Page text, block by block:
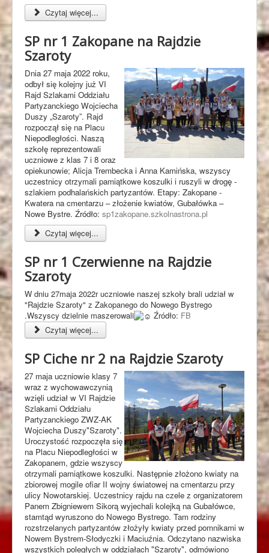
Czytaj więcej...
SP nr 1 Zakopane na Rajdzie
Szaroty
Dnia 27 maja 2022 roku,
odbył się kolejny już VI
Rajd Szlakami Oddziału
Partyzanckiego Wojciecha
Duszy „Szaroty”. Rajd
rozpoczął się na Placu
Niepodległości. Naszą
szkołę reprezentowali
uczniowe z klas 7 i 8 oraz
opiekunowie; Alicja Trembecka i Anna Kamińska, wszyscy
uczestnicy otrzymali pamiątkowe koszulki i ruszyli w drogę -
szlakiem podhalańskich partyzantów. Etapy: Zakopane -
Kwatera na cmentarzu – złożenie kwiatów, Gubałówka –
Nowe Bystre. Źródło: sp1zakopane.szkolnastrona.pl
Czytaj więcej...
SP nr 1 Czerwienne na Rajdzie
Szaroty
W dniu 27maja 2022r uczniowie naszej szkoły brali udział w
"Rajdzie Szaroty" z Zakopanego do Nowego Bystrego
.Wszyscy dzielnie maszerowali
Źródło: FB
Czytaj więcej...
SP Ciche nr 2 na Rajdzie Szaroty
27 maja uczniowie klasy 7
wraz z wychowawczynią
wzięli udział w VI Rajdzie
Szlakami Oddziału
Partyzanckiego ZWZ-AK
Wojciecha Duszy"Szaroty".
Uroczystość rozpoczęła się
na Placu Niepodległości w
Zakopanem, gdzie wszyscy
otrzymali pamiątkowe koszulki. Następnie złożono kwiaty na
zbiorowej mogile ofiar II wojny światowej na cmentarzu przy
ulicy Nowotarskiej. Uczestnicy rajdu na czele z organizatorem
Panem Zbigniewem Sikorą wyjechali kolejką na Gubałówce,
stamtąd wyruszono do Nowego Bystrego. Tam rodziny
rozstrzelanych partyzantów złożyły kwiaty przed pomnikami w
Nowem Bystrem-Słodyczki i Maciuźnia. Odczytano nazwiska
wszystkich poległych w oddziałach "Szaroty", odmówiono